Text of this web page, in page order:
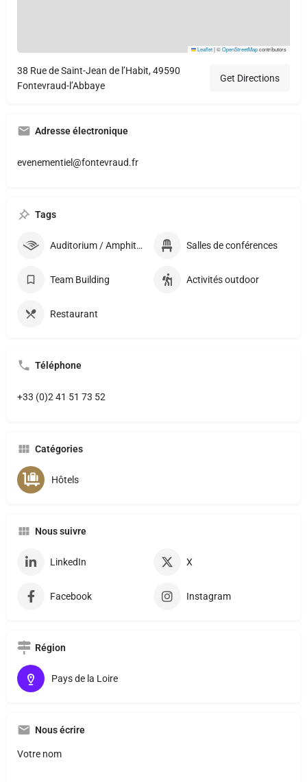
Leaflet|©OpenStreetMapcontributors
38 Rue de Saint-Jean de l’Habit, 49590
Fontevraud-l’Abbaye
Get Directions
Adresse électronique
evenementiel@fontevraud.fr
Tags
Auditorium / Amphithéatre Salles de conférences
Team Building Activités outdoor
Restaurant
Téléphone
+33 (0)2 41 51 73 52
Catégories
Hôtels
Nous suivre
LinkedIn X
Facebook Instagram
Région
Pays de la Loire
Nous écrire
Votre nom